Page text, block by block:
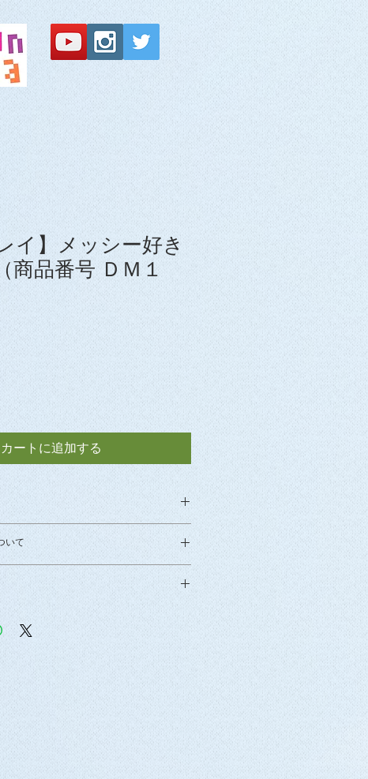
イ】メッシー好き
商品番号 ＤＭ１
カートに追加する
２５分）
ーの根性（１１分）
･（１８分
ジャーとして忙しい毎日を送ってい
子大生の物語です。黒のリクルート
まみれになったり、ベージュのスー
姿で泥だらけになっていくという３
面接で特技披露」「野球部マネージ
に着替えて･･･」）が収録されてい
いて
行振込」か「日本郵便代引き」のい
ご注文後にこちらからお送りする確
際に、ご希望のお支払方法や配達指
お知らせください。
ご入金確認後に即日発送致します。
合は、ご注文後にこちらからお送り
返信いただき次第発送いたします。
ト運輸営業所留めでの発送も可能で
文フォームには発送先となる郵便
お受け致しかねます。万一、
不良で再生できない場合のみ、同一
換致します。